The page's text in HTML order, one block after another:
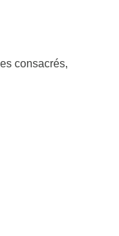
consacrés,